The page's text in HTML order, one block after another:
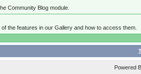
Community Blog module.
the features in our Gallery and how to access them.
Powered